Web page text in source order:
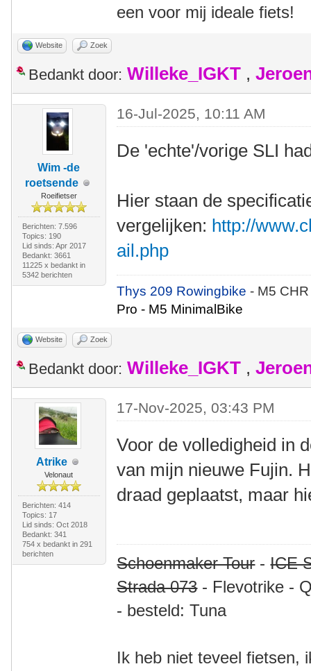
een voor mij ideale fiets!
Website Zoek
Bedankt door: Willeke_IGKT ,
Wim -de
roetsende
Roeifietser
Berichten: 7.596
Topics: 190
Lid sinds: Apr 2017
Bedankt: 3661
11225 x bedankt in
5342 berichten
16-Jul-2025, 10:11 AM
De 'echte'/vorige SLI
Hier staan de
vergelijken: http://
ail.php
Thys 209 Rowingbike- M5
Pro - M5 MinimalBike
Website Zoek
Bedankt door: Willeke_IGKT ,
Atrike
Velonaut
Berichten: 414
Topics: 17
Lid sinds: Oct 2018
Bedankt: 341
754 x bedankt in 291
berichten
17-Nov-2025, 03:43 PM
Voor de volledigheid in
van mijn nieuwe Fujin.
draad geplaatst, maar
Schoenmaker Tour-ICE
Strada 073- Flevotrike -
- besteld: Tuna
Ik heb niet teveel fietsen,